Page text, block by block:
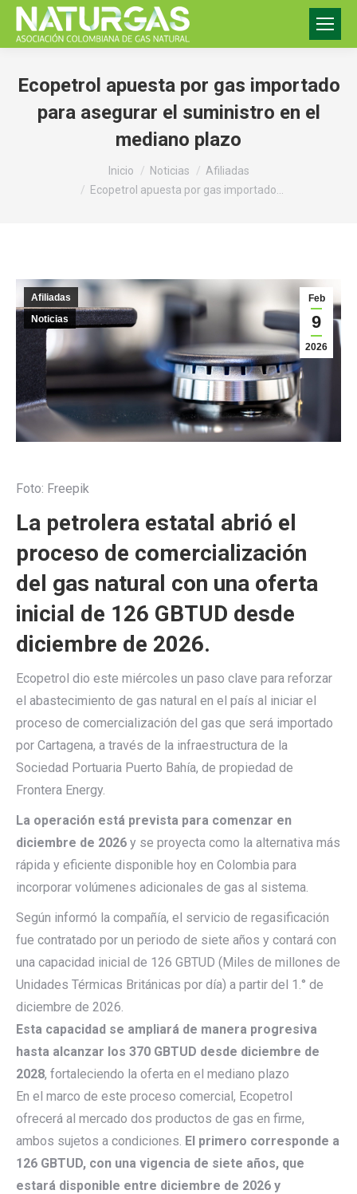
Ecopetrol apuesta por gas importado
para asegurar el suministro en el
mediano plazo
Inicio Noticias
Afiliadas
Ecopetrol apuesta por gas importado…
Feb
9
2026
Afiliadas
Noticias
Foto: Freepik
La petrolera estatal abrió el
proceso de comercialización
del gas natural con una oferta
inicial de 126 GBTUD desde
diciembre de 2026.
Ecopetrol dio este miércoles un paso clave para reforzar
el abastecimiento de gas natural en el país al iniciar el
proceso de comercialización del gas que será importado
por Cartagena, a través de la infraestructura de la
Sociedad Portuaria Puerto Bahía, de propiedad de
Frontera Energy.
La operación está prevista para comenzar en
diciembre de 2026 y se proyecta como la alternativa más
rápida y eficiente disponible hoy en Colombia para
incorporar volúmenes adicionales de gas al sistema.
Según informó la compañía, el servicio de regasificación
fue contratado por un periodo de siete años y contará con
una capacidad inicial de 126 GBTUD (Miles de millones de
Unidades Térmicas Británicas por día) a partir del 1.° de
diciembre de 2026.
Esta capacidad se ampliará de manera progresiva
hasta alcanzar los 370 GBTUD desde diciembre de
2028, fortaleciendo la oferta en el mediano plazo
En el marco de este proceso comercial, Ecopetrol
ofrecerá al mercado dos productos de gas en firme,
ambos sujetos a condiciones. El primero corresponde a
126 GBTUD, con una vigencia de siete años, que
estará disponible entre diciembre de 2026 y